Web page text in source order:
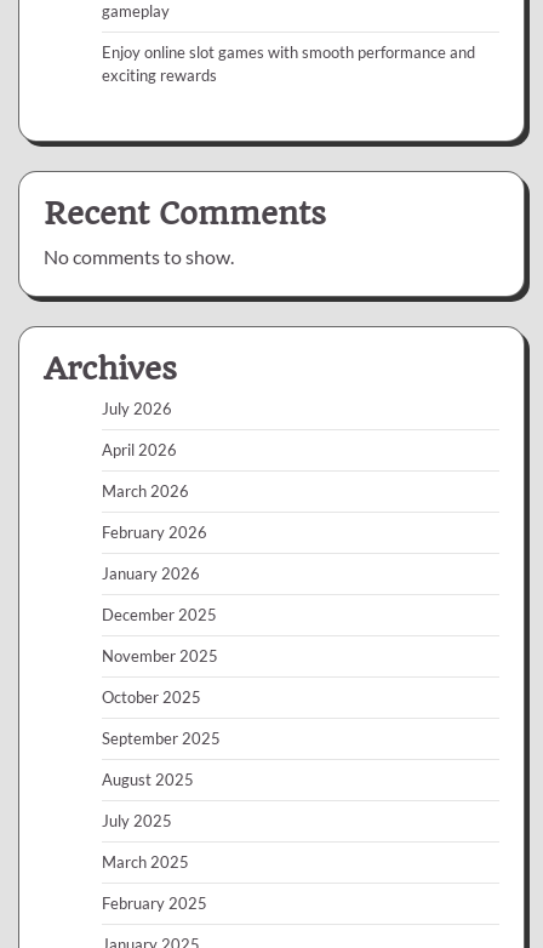
gameplay
Enjoy online slot games with smooth performance and
exciting rewards
Recent Comments
No comments to show.
Archives
July 2026
April 2026
March 2026
February 2026
January 2026
December 2025
November 2025
October 2025
September 2025
August 2025
July 2025
March 2025
February 2025